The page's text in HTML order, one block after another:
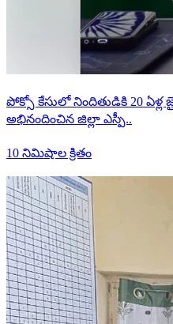
పోక్సో కేసులో నిందితుడికి 20 ఏళ్ల
అభినందించిన జిల్లా ఎస్పీ..
10 నిమిషాల క్రితం